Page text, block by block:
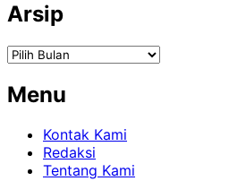
Arsip
Arsip
Menu
Kontak Kami
Redaksi
Tentang Kami